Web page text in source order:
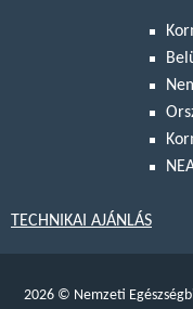
TECHNIKAI AJÁNLÁS
2026 © Nemzeti